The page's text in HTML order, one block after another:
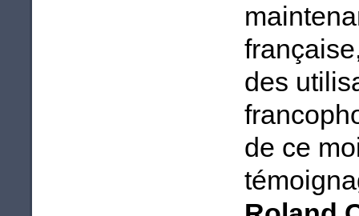
des
de ce